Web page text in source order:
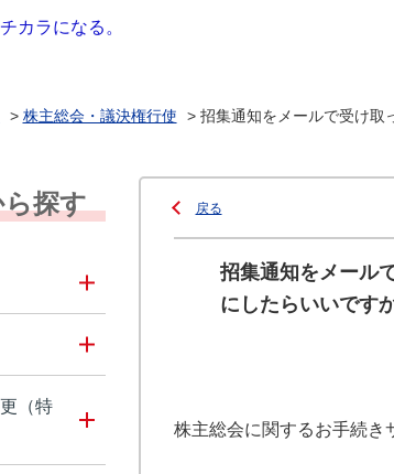
> 株主総会・議決権行使 > 招集通知をメールで受け取
探す
（特
戻る
招集通知をメール
にしたらいいです
株主総会に関するお手続き